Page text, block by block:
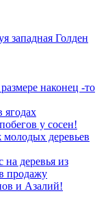
западная Голден
наконец -то
ягодах
у сосен!
деревьев
деревья из
продажу
и Азалий!